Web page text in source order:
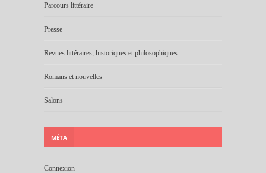
Parcours littéraire
Presse
Revues littéraires, historiques et philosophiques
Romans et nouvelles
Salons
MÉTA
Connexion